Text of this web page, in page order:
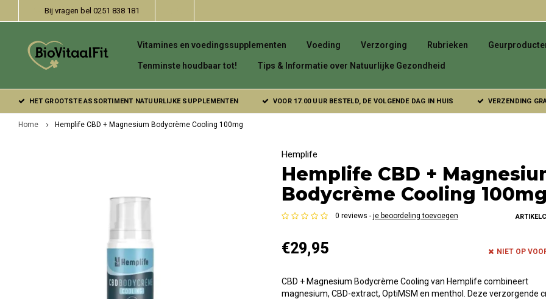
Bij vragen bel 0251 838 181
Vitamines en voedingssupplementen Voeding Verzorging Rubrieken
Tenminste houdbaar tot! Tips & Informatie over Natuurlijke Gezondheid
HET GROOTSTE ASSORTIMENT NATUURLIJKE SUPPLEMENTEN VOOR 17.00 UUR BESTELD, DE VOLGENDE DAG IN HUIS VERZENDING
Home Hemplife CBD + Magnesium Bodycrème Cooling 100mg
Hemplife
Hemplife CBD +
Bodycrème Cooling
0 reviews - je beoordeling toevoegen
€29,95 NIET OP
CBD + Magnesium Bodycrème Cooling van Hemplife combineert
magnesium, CBD-extract, OptiMSM en menthol. Deze verzorgende